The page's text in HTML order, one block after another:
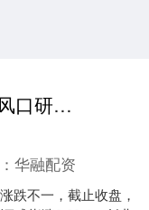
万宝配资 【风口研报】产业与资本消息催化不断 我国商业航天正处于关键增长期
华融配资
跌不一，截止收盘，